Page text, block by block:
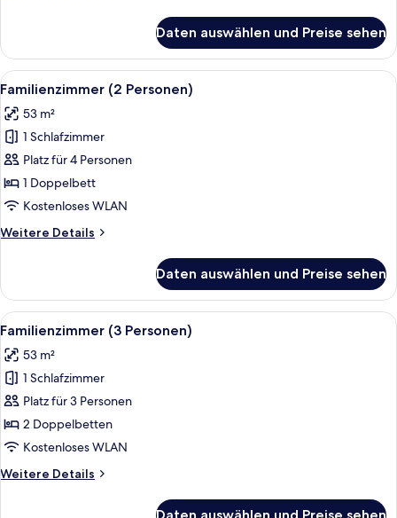
zur
Einzelnutzung
Daten auswählen und Preise sehen
Alle
Fotos
für
Familienzimmer
(2
Personen)
anzeigen
Ein modernes Schlafzimmer mit
9
Familienzimmer (2 Personen)
53 m²
1 Schlafzimmer
Platz für 4 Personen
1 Doppelbett
Kostenloses WLAN
Weitere Details
Weitere
(2
Personen)
Daten auswählen und Preise sehen
Alle
Fotos
für
Familienzimmer
(3
Personen)
anzeigen
Ein modernes Schlafzimmer mit
9
Familienzimmer (3 Personen)
53 m²
1 Schlafzimmer
Platz für 3 Personen
2 Doppelbetten
Kostenloses WLAN
Weitere Details
Weitere